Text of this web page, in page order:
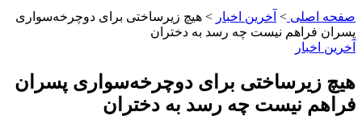
صفحه اصلی > آخرین اخبار > هیچ زیرساختی برای دوچرخه‌سواری
پسران فراهم نیست چه رسد به دختران
آخرین اخبار
هیچ زیرساختی برای دوچرخه‌سواری پسران
فراهم نیست چه رسد به دختران